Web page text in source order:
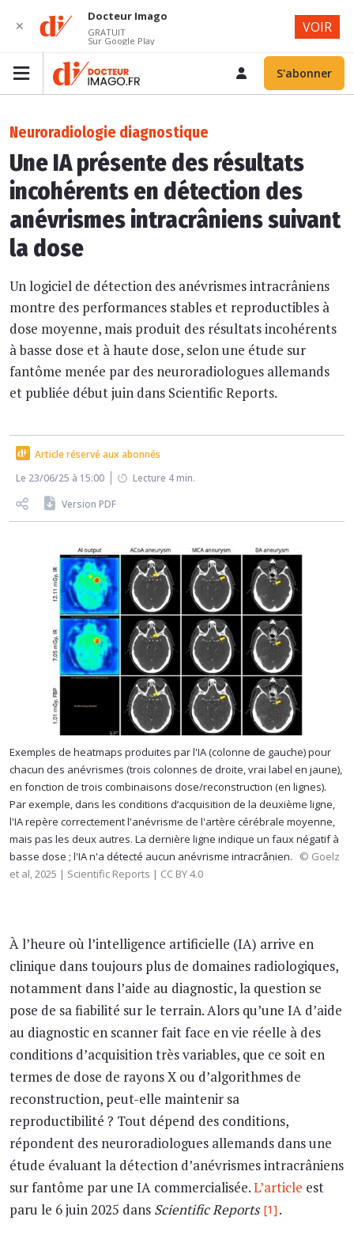
S'abonner
Neuroradiologie diagnostique
Une IA présente des résultats
incohérents en détection des
anévrismes intracrâniens suivant
la dose
Un logiciel de détection des anévrismes intracrâniens
montre des performances stables et reproductibles à
dose moyenne, mais produit des résultats incohérents
à basse dose et à haute dose, selon une étude sur
fantôme menée par des neuroradiologues allemands
et publiée début juin dans Scientific Reports.
Article réservé aux abonnés
Le 23/06/25 à 15:00
Lecture 4 min.
Version PDF
Exemples de heatmaps produites par l'IA (colonne de gauche) pour
chacun des anévrismes (trois colonnes de droite, vrai label en jaune),
en fonction de trois combinaisons dose/reconstruction (en lignes).
Par exemple, dans les conditions d’acquisition de la deuxième ligne,
l'IA repère correctement l'anévrisme de l'artère cérébrale moyenne,
mais pas les deux autres. La dernière ligne indique un faux négatif à
basse dose ; l'IA n'a détecté aucun anévrisme intracrânien.
© Goelz
et al, 2025 | Scientific Reports | CC BY 4.0
À l’heure où l’intelligence artificielle (IA) arrive en
clinique dans toujours plus de domaines radiologiques,
notamment dans l’aide au diagnostic, la question se
pose de sa fiabilité sur le terrain. Alors qu’une IA d’aide
au diagnostic en scanner fait face en vie réelle à des
conditions d’acquisition très variables, que ce soit en
termes de dose de rayons X ou d’algorithmes de
reconstruction, peut-elle maintenir sa
reproductibilité ? Tout dépend des conditions,
répondent des neuroradiologues allemands dans une
étude évaluant la détection d’anévrismes intracrâniens
sur fantôme par une IA commercialisée.L’article est
paru le 6 juin 2025 dans Scientific Reports [1].
✕
Docteur Imago
GRATUIT
Sur Google Play
VOIR